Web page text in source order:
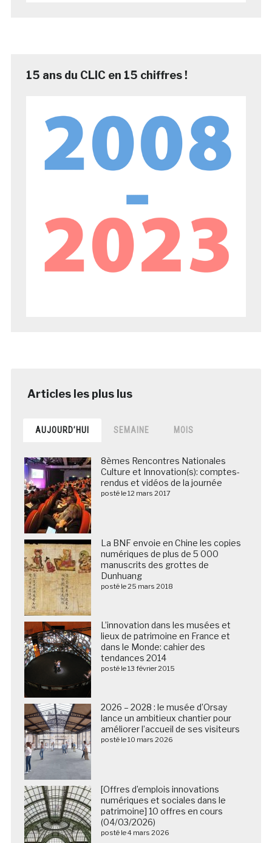
15 ans du CLIC en 15 chiffres !
AUJOURD’HUI SEMAINE MOIS
8èmes Rencontres Nationales
Culture et Innovation(s): comptes-
rendus et vidéos de la journée
posté le 12 mars 2017
La BNF envoie en Chine les copies
numériques de plus de 5 000
manuscrits des grottes de
Dunhuang
posté le 25 mars 2018
L’innovation dans les musées et
lieux de patrimoine en France et
dans le Monde: cahier des
tendances 2014
posté le 13 février 2015
2026 – 2028 : le musée d’Orsay
lance un ambitieux chantier pour
améliorer l’accueil de ses visiteurs
posté le 10 mars 2026
[Offres d’emplois innovations
numériques et sociales dans le
patrimoine] 10 offres en cours
(04/03/2026)
posté le 4 mars 2026